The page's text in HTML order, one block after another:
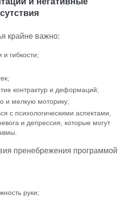
крайне важно:
и гибкости;
контрактур и деформаций;
и мелкую моторику;
с психологическими аспектами,
и депрессия, которые могут
пренебрежения программой
руки;